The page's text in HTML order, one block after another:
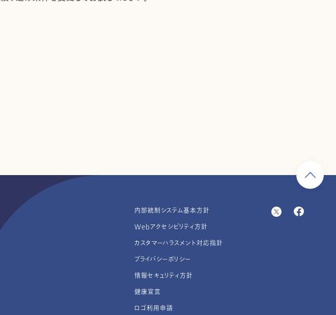
内部統制システム基本方針
Webアクセシビリティ方針
カスタマーハラスメント対応指針
プライバシーポリシー
情報セキュリティ方針
健康宣言
ロゴ利用申請